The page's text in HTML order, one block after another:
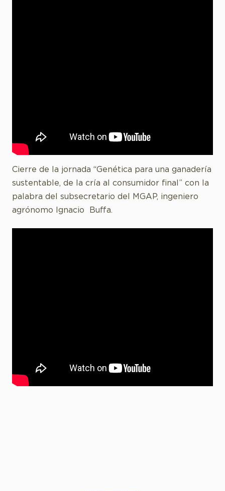
Cierre de la jornada “Genética para una ganadería
sustentable, de la cría al consumidor final” con la
palabra del subsecretario del MGAP, ingeniero
agrónomo Ignacio Buffa.